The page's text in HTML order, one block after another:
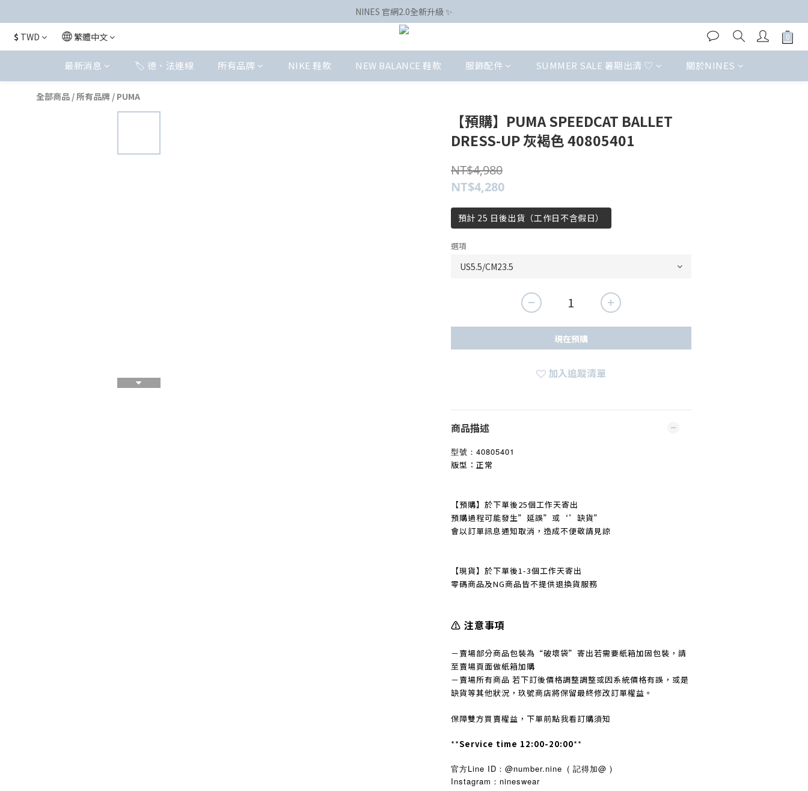
NINES 官網2.0全新升級 ✨
$ TWD 繁體中文
最新消息 🏷️ 德、法連線 所有品牌 NIKE 鞋款 NEW BALANCE 鞋款 服飾配件 SUMMER SALE 暑期出清 ♡ 關於NINES
全部商品 /所有品牌 / PUMA
【預購】PUMA SPEEDCAT BALLET
DRESS-UP 灰褐色 40805401
NT$4,980
NT$4,280
預計 25 日後出貨（工作日不含假日）
選項
現在預購
加入追蹤清單
商品描述
型號： 40805401
版型：正常
【預購】於下單後25個工作天寄出
預購過程可能發生” 延誤” 或‘’缺貨”
會以訂單訊息通知取消，造成不便敬請見諒
【現貨】於下單後1-3個工作天寄出
零碼商品及NG商品皆不提供退換貨服務
⚠️ 注意事項
－賣場部分商品包裝為“破壞袋”寄出若需要紙箱加固包裝，請
至賣場頁面做紙箱加購
－賣場所有商品 若下訂後價格調整調整或因系統價格有誤，或是
缺貨等其他狀況，玖號商店將保留最終修改訂單權益。
保障雙方買賣權益，下單前點我看訂購須知
**Service time 12:00-20:00**
官方Line ID：@number.nine ( 記得加@ )
Instagram ： nineswear